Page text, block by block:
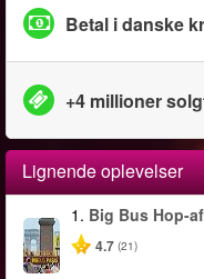
Betal i danske
+4 millioner
Lignende oplevelser
1. Big Bus Hop-
4.7 (21)